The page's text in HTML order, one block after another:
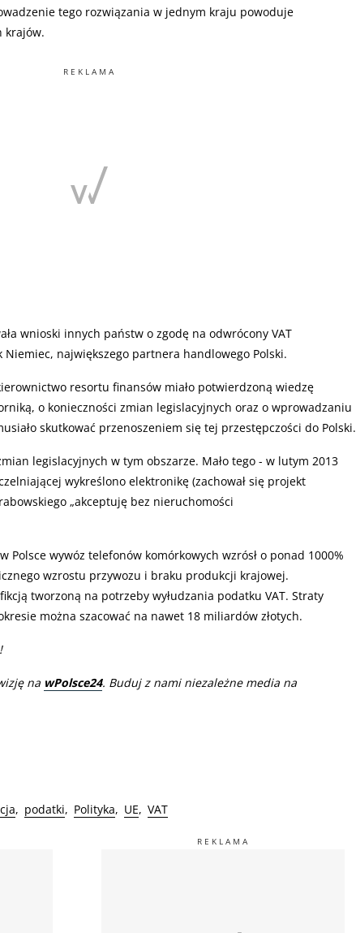
tego rozwiązania w jednym kraju powoduje
krajów.
REKLAMA
wnioski innych państw o zgodę na odwrócony VAT
największego partnera handlowego Polski.
resortu finansów miało potwierdzoną wiedzę
o konieczności zmian legislacyjnych oraz o wprowadzaniu
skutkować przenoszeniem się tej przestępczości do Polski.
legislacyjnych w tym obszarze. Mało tego - w lutym 2013
wykreślono elektronikę (zachował się projekt
„akceptuję bez nieruchomości
Polsce wywóz telefonów komórkowych wzrósł o ponad 1000%
wzrostu przywozu i braku produkcji krajowej.
tworzoną na potrzeby wyłudzania podatku VAT. Straty
można szacować na nawet 18 miliardów złotych.
na wPolsce24. Buduj z nami niezależne media na
podatki Polityka UE VAT